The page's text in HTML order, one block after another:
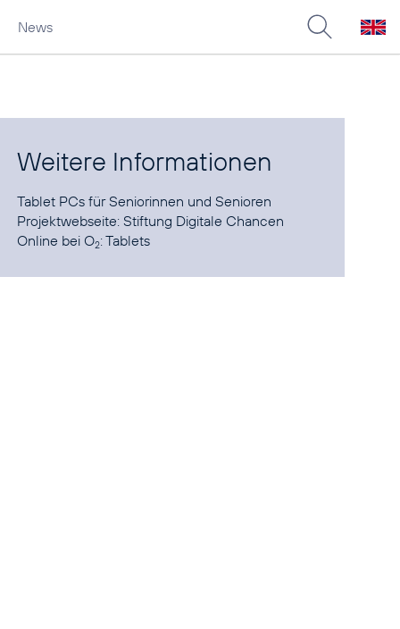
News
Weitere Informationen
Tablet PCs für Seniorinnen und Senioren
Projektwebseite:Stiftung Digitale Chancen
Online bei O2:Tablets